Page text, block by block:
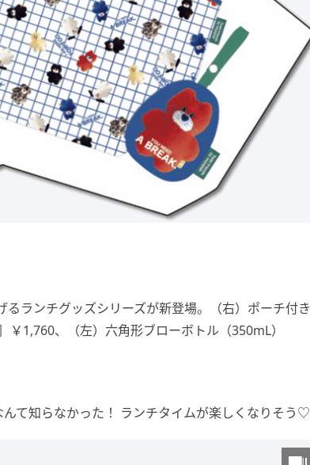
ランチグッズシリーズが新登場。（右）ポーチ付き
1,760、（左）六角形ブローボトル（350mL）
て知らなかった！ ランチタイムが楽しくなりそう♡